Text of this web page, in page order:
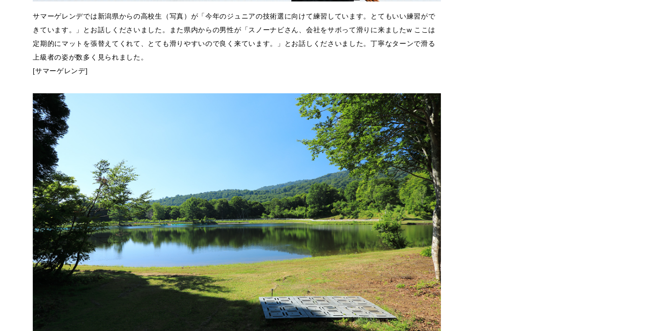
サマーゲレンデでは新潟県からの高校生（写真）が「今年のジュニアの技術選に向けて練習しています。とてもいい練習がで
きています。」とお話しくださいました。また県内からの男性が「スノーナビさん、会社をサボって滑りに来ましたw ここは
定期的にマットを張替えてくれて、とても滑りやすいので良く来ています。」とお話しくださいました。丁寧なターンで滑る
上級者の姿が数多く見られました。
[サマーゲレンデ]